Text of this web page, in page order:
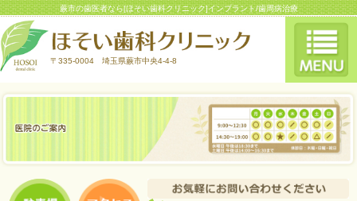
蕨市の歯医者なら[ほそい歯科クリニック]インプラント/歯周病治療
〒335-0004 埼玉県蕨市中央4-4-8